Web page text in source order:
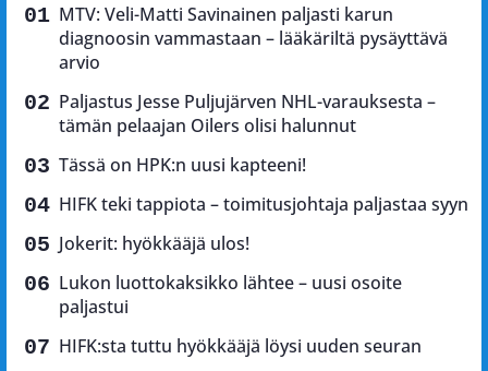
MTV: Veli-Matti Savinainen paljasti karun
diagnoosin vammastaan – lääkäriltä pysäyttävä
arvio
Paljastus Jesse Puljujärven NHL-varauksesta –
tämän pelaajan Oilers olisi halunnut
Tässä on HPK:n uusi kapteeni!
HIFK teki tappiota – toimitusjohtaja paljastaa syyn
Jokerit: hyökkääjä ulos!
Lukon luottokaksikko lähtee – uusi osoite
paljastui
HIFK:sta tuttu hyökkääjä löysi uuden seuran